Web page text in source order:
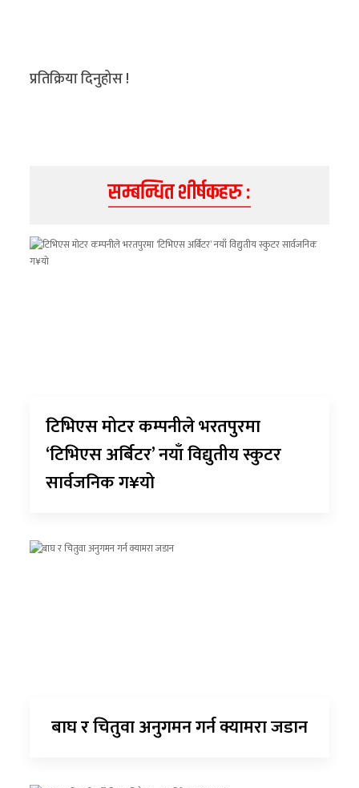
प्रतिक्रिया दिनुहोस !
सम्बन्धित शीर्षकहरु :
टिभिएस मोटर कम्पनीले भरतपुरमा
‘टिभिएस अर्बिटर’ नयाँ विद्युतीय स्कुटर
सार्वजनिक ग¥यो
बाघ र चितुवा अनुगमन गर्न क्यामरा जडान